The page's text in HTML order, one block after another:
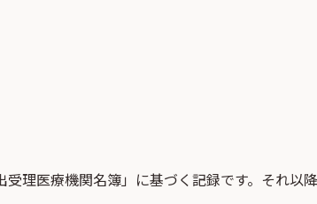
理医療機関名簿」 に基づく記録です。それ以